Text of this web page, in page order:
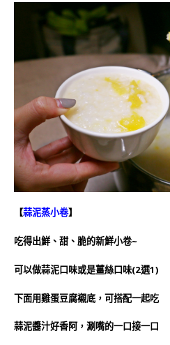
【蒜泥蒸小卷】
吃得出鮮、甜、脆的新鮮小卷~
可以做蒜泥口味或是薑絲口味(2選1)
下面用雞蛋豆腐襯底，可搭配一起吃
蒜泥醬汁好香阿，涮嘴的一口接一口